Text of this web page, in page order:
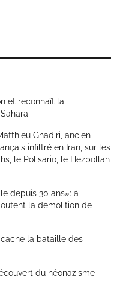
et reconnaît la
Ghadiri, ancien
infiltré en Iran, sur les
le Polisario, le Hezbollah
depuis 30 ans»: à
la démolition de
la bataille des
du néonazisme